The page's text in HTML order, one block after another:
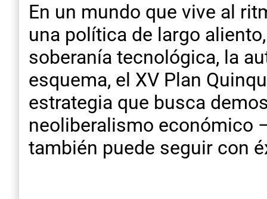
En un mundo que vive al
una política de largo
soberanía tecnológica, la
esquema, el XV Plan
estrategia que busca
neoliberalismo económico
también puede seguir con